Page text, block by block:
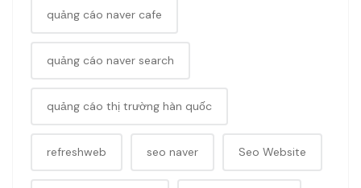
quảng cáo naver cafe
quảng cáo naver search
quảng cáo thị trường hàn quốc
refreshweb seo naver Seo Website